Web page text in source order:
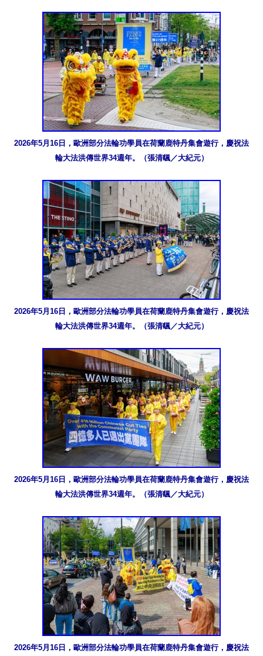
2026年5月16日，歐洲部分法輪功學員在荷蘭鹿特丹集會遊行，慶祝法
輪大法洪傳世界34週年。（張清颻／大紀元）
2026年5月16日，歐洲部分法輪功學員在荷蘭鹿特丹集會遊行，慶祝法
輪大法洪傳世界34週年。（張清颻／大紀元）
2026年5月16日，歐洲部分法輪功學員在荷蘭鹿特丹集會遊行，慶祝法
輪大法洪傳世界34週年。（張清颻／大紀元）
2026年5月16日，歐洲部分法輪功學員在荷蘭鹿特丹集會遊行，慶祝法